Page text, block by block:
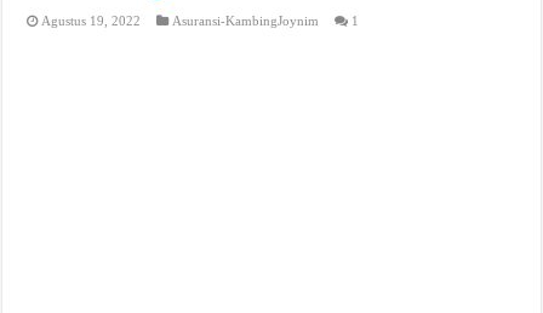
Agustus 19, 2022 Asuransi-KambingJoynim 1